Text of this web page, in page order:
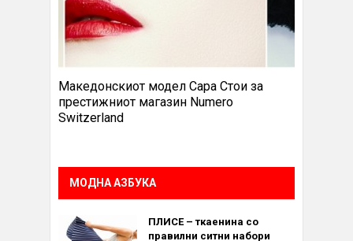
Македонскиот модел Сара Стои за
престижниот магазин Numero
Switzerland
МОДНА АЗБУКА
ПЛИСЕ – ткаенина со
правилни ситни набори